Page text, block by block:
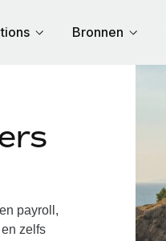
Bronnen
payroll,
zelfs